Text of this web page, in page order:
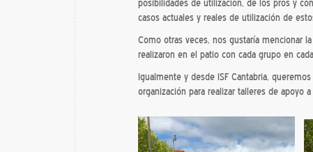
posibilidades de utilización, de los pros y
casos actuales y reales de utilización de
Como otras veces, nos gustaría mencionar
realizaron en el patio con cada grupo en
Igualmente y desde ISF Cantabria,
organización para realizar talleres de apoyo